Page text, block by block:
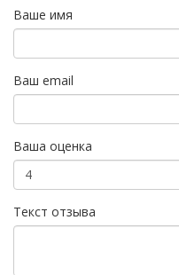
Ваше имя
Ваш email
Ваша оценка
Текст отзыва